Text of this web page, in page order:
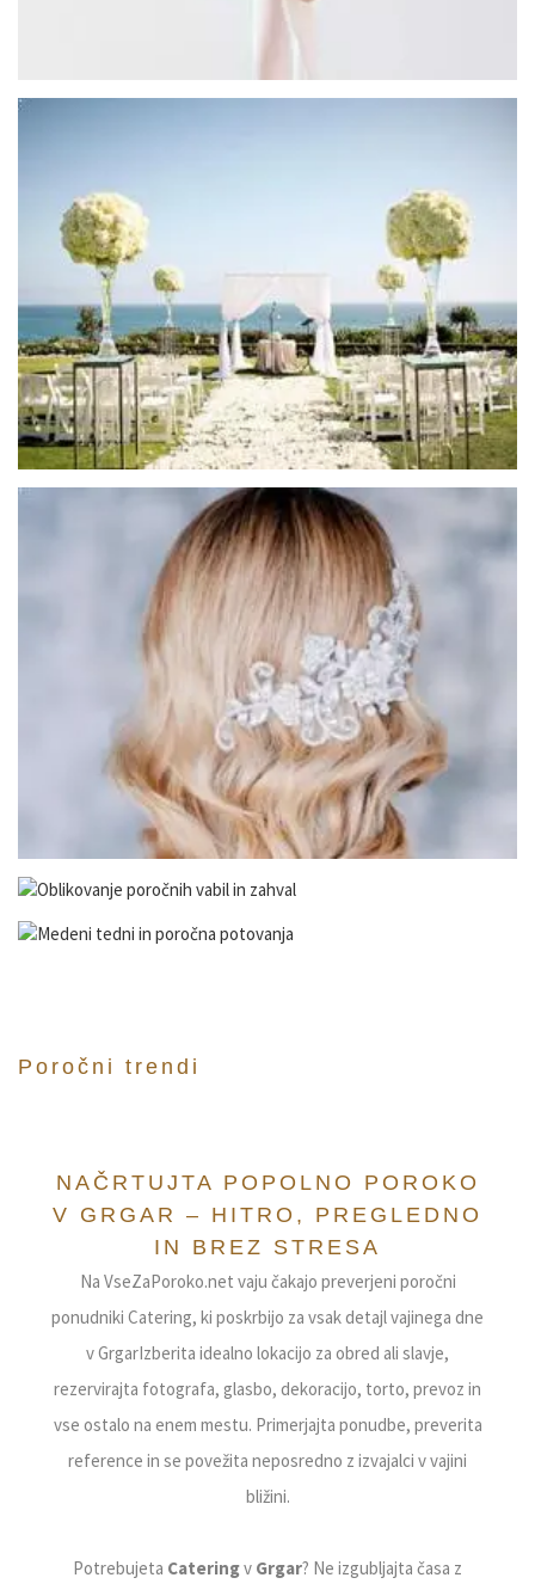
Poročni trendi
NAČRTUJTA POPOLNO POROKO
V GRGAR – HITRO, PREGLEDNO
IN BREZ STRESA
Na VseZaPoroko.net vaju čakajo preverjeni poročni
ponudniki Catering, ki poskrbijo za vsak detajl vajinega dne
v GrgarIzberita idealno lokacijo za obred ali slavje,
rezervirajta fotografa, glasbo, dekoracijo, torto, prevoz in
vse ostalo na enem mestu. Primerjajta ponudbe, preverita
reference in se povežita neposredno z izvajalci v vajini
bližini.
Potrebujeta Cateringv Grgar? Ne izgubljajta časa z